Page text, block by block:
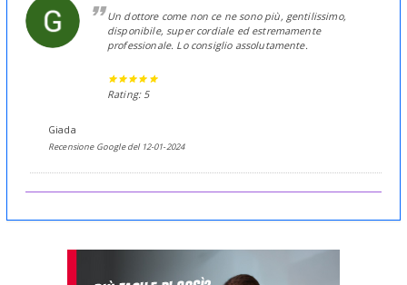
Un dottore come non ce ne sono più, gentilissimo,
disponibile, super cordiale ed estremamente
professionale. Lo consiglio assolutamente.
Rating: 5
Giada
Recensione Google del 12-01-2024